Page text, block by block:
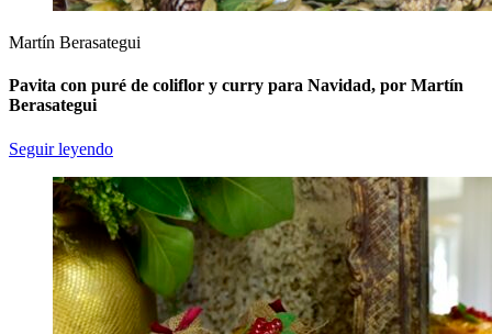
Martín Berasategui
Pavita con puré de coliflor y curry para Navidad, por Martín
Berasategui
Seguir leyendo